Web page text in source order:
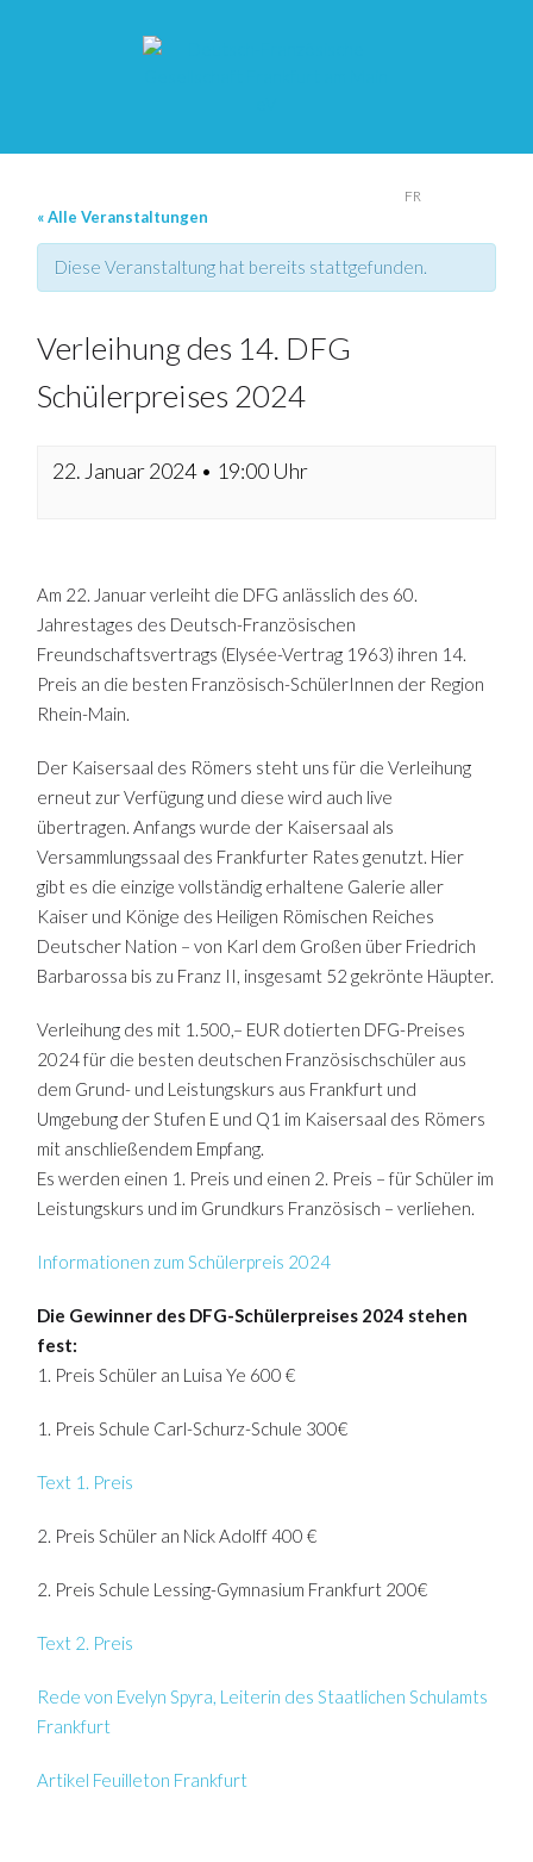
FR
« Alle Veranstaltungen
Diese Veranstaltung hat bereits stattgefunden.
Verleihung des 14. DFG
Schülerpreises 2024
22. Januar 2024 • 19:00 Uhr
Am 22. Januar verleiht die DFG anlässlich des 60.
Jahrestages des Deutsch-Französischen
Freundschaftsvertrags (Elysée-Vertrag 1963) ihren 14.
Preis an die besten Französisch-SchülerInnen der Region
Rhein-Main.
Der Kaisersaal des Römers steht uns für die Verleihung
erneut zur Verfügung und diese wird auch live
übertragen.Anfangs wurde der Kaisersaal als
Versammlungssaal des Frankfurter Rates genutzt. Hier
gibt es die einzige vollständig erhaltene Galerie aller
Kaiser und Könige des Heiligen Römischen Reiches
Deutscher Nation – von Karl dem Großen über Friedrich
Barbarossa bis zu Franz II, insgesamt 52 gekrönte Häupter.
Verleihung des mit 1.500,– EUR dotierten DFG-Preises
2024 für die besten deutschen Französischschüler aus
dem Grund- und Leistungskurs aus Frankfurt und
Umgebung der Stufen E und Q1 im Kaisersaal des Römers
mit anschließendem Empfang.
Es werden einen 1. Preis und einen 2. Preis – für Schüler im
Leistungskurs und im Grundkurs Französisch – verliehen.
Informationen zum Schülerpreis 2024
Die Gewinner des DFG-Schülerpreises 2024 stehen
fest:
1. Preis Schüler an Luisa Ye 600 €
1. Preis Schule Carl-Schurz-Schule 300€
Text 1. Preis
2. Preis Schüler an Nick Adolff 400 €
2. Preis Schule Lessing-Gymnasium Frankfurt 200€
Text 2. Preis
Rede von Evelyn Spyra, Leiterin des Staatlichen Schulamts
Frankfurt
Artikel Feuilleton Frankfurt